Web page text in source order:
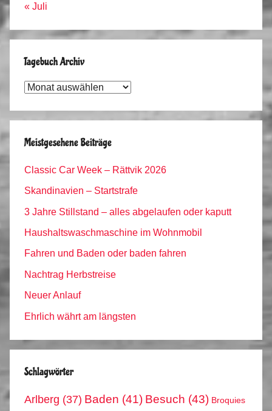
« Juli
Tagebuch Archiv
Tagebuch
Meistgesehene Beiträge
Classic Car Week – Rättvik 2026
Skandinavien – Startstrafe
3 Jahre Stillstand – alles abgelaufen oder kaputt
Haushaltswaschmaschine im Wohnmobil
Fahren und Baden oder baden fahren
Nachtrag Herbstreise
Neuer Anlauf
Ehrlich währt am längsten
Schlagwörter
Arlberg (37) Baden (41) Besuch (43) Broquies